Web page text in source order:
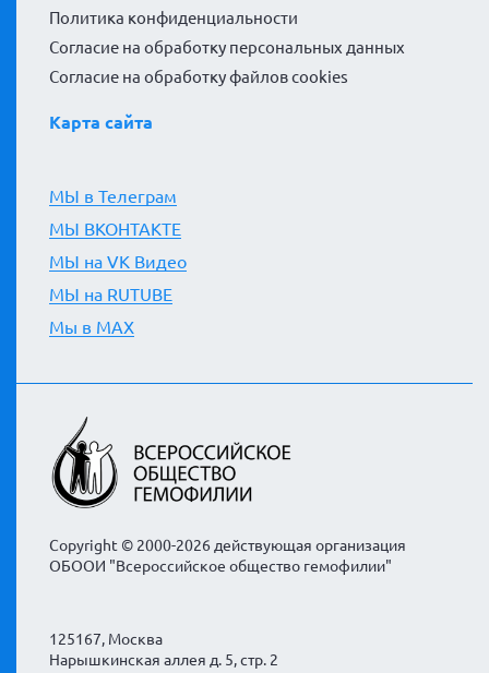
Политика конфиденциальности
Согласие на обработку персональных данных
Согласие на обработку файлов cookies
Карта сайта
МЫ в Телеграм
МЫ ВКОНТАКТЕ
МЫ на VK Видео
МЫ на RUTUBE
Мы в MAX
Copyright © 2000-2026 действующая организация
ОБООИ "Всероссийское общество гемофилии"
125167, Москва
Нарышкинская аллея д. 5, стр. 2